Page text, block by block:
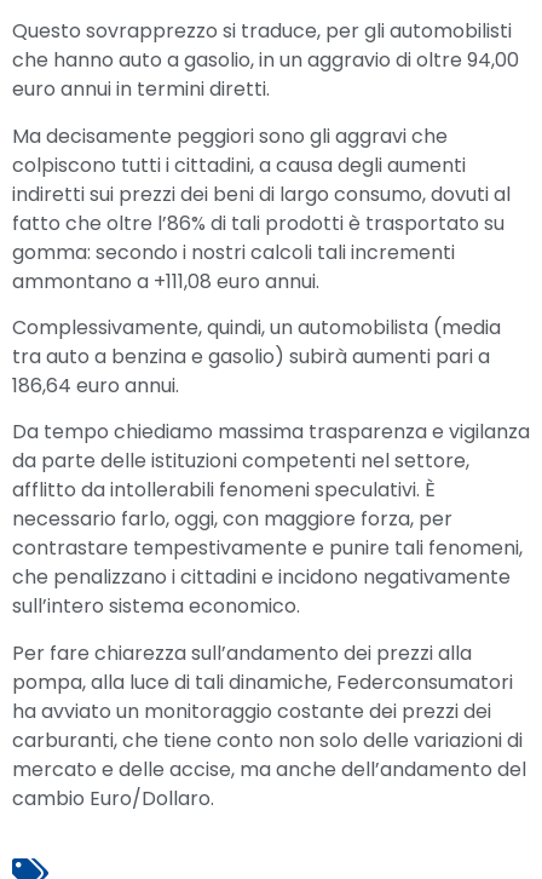
Questo sovrapprezzo si traduce, per gli automobilisti
che hanno auto a gasolio, in un aggravio di oltre 94,00
euro annui in termini diretti.
Ma decisamente peggiori sono gli aggravi che
colpiscono tutti i cittadini, a causa degli aumenti
indiretti sui prezzi dei beni di largo consumo, dovuti al
fatto che oltre l’86% di tali prodotti è trasportato su
gomma: secondo i nostri calcoli tali incrementi
ammontano a +111,08 euro annui.
Complessivamente, quindi, un automobilista (media
tra auto a benzina e gasolio) subirà aumenti pari a
186,64 euro annui.
Da tempo chiediamo massima trasparenza e vigilanza
da parte delle istituzioni competenti nel settore,
afflitto da intollerabili fenomeni speculativi. È
necessario farlo, oggi, con maggiore forza, per
contrastare tempestivamente e punire tali fenomeni,
che penalizzano i cittadini e incidono negativamente
sull’intero sistema economico.
Per fare chiarezza sull’andamento dei prezzi alla
pompa, alla luce di tali dinamiche, Federconsumatori
ha avviato un monitoraggio costante dei prezzi dei
carburanti, che tiene conto non solo delle variazioni di
mercato e delle accise, ma anche dell’andamento del
cambio Euro/Dollaro.